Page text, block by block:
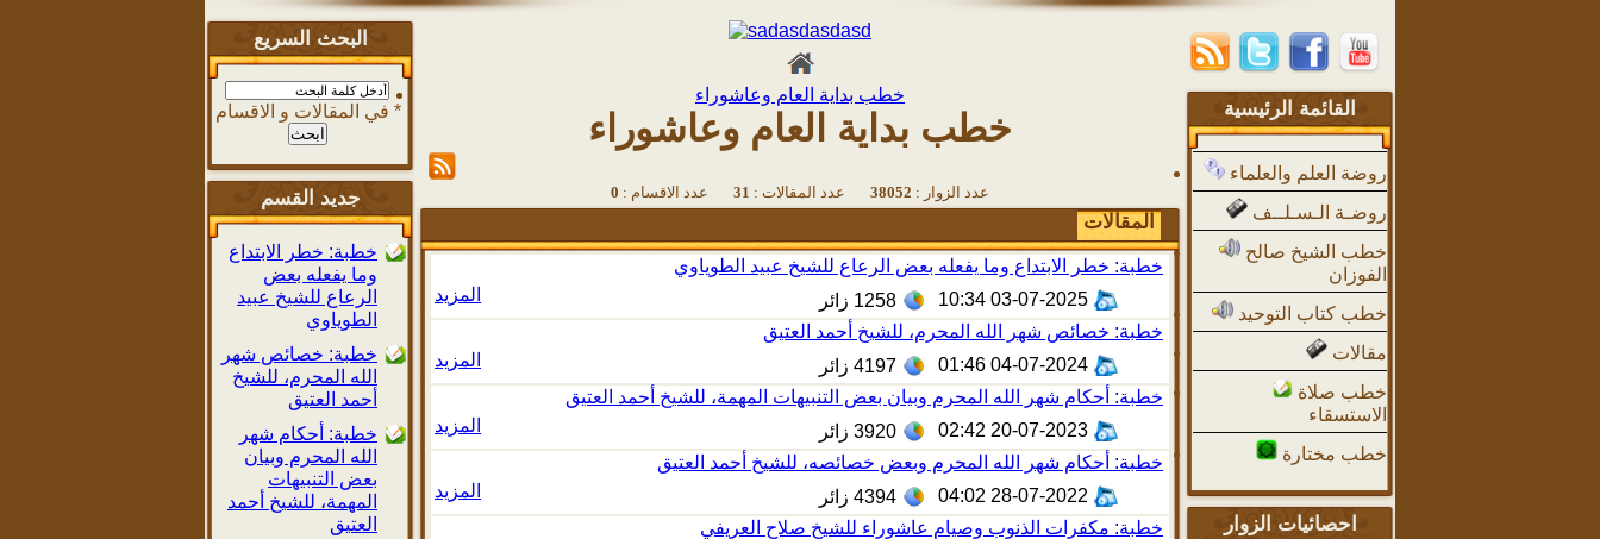
القائمة الرئيسية
روضة العلم والعلماء
روضـة الـسـلــف
الفوزان
خطب كتاب التوحيد
مقالات
الاستسقاء
خطب مختارة
احصائيات الزوار
البحث السريع
في المقالات و الاقسام *
جديد القسم
خطبة: خطر الابتداع
وما يفعله بعض
الرعاع للشيخ عبيد
الطوياوي
خطبة: خصائص شهر
الله المحرم، للشيخ
أحمد العتيق
خطبة: أحكام شهر
الله المحرم وبيان
بعض التنبيهات
المهمة، للشيخ أحمد
العتيق
خطب بداية العام وعاشوراء
خطب بداية العام وعاشوراء
عدد الزوار : 38052 عدد المقالات : 31 عدد الاقسام : 0
المقالات
خطبة: خطر الابتداع وما يفعله بعض الرعاع للشيخ عبيد الطوياوي
المزيد
03-07-2025 10:34
1258 زائر
خطبة: خصائص شهر الله المحرم، للشيخ أحمد العتيق
المزيد
04-07-2024 01:46
4197 زائر
خطبة: أحكام شهر الله المحرم وبيان بعض التنبيهات المهمة، للشيخ أحمد العتيق
المزيد
20-07-2023 02:42
3920 زائر
خطبة: أحكام شهر الله المحرم وبعض خصائصه، للشيخ أحمد العتيق
المزيد
28-07-2022 04:02
4394 زائر
خطبة: مكفرات الذنوب وصيام عاشوراء للشيخ صلاح العريفي